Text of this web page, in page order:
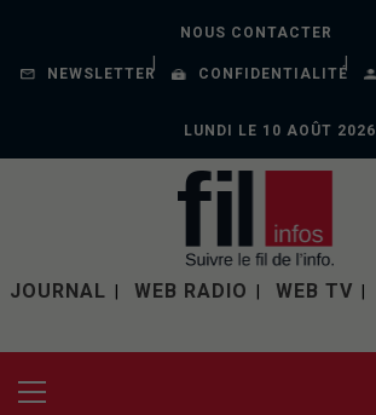
NOUS CONTACTER
NEWSLETTER CONFIDENTIALITÉ
LUNDI LE 10 AOÛT 2026
JOURNAL WEB RADIO WEB TV